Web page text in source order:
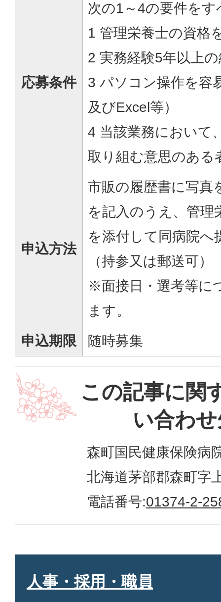
応募条件
次の1～4の要件を
1 管理栄養士の資格
2 実務経験5年以上
3 パソコン操作を容
及びExcel等）
4 当該業務において
取り組む意思のある
申込方法
市販の履歴書に写真
を記入のうえ、管理
を添付して同病院へ
（持参又は郵送可）
※面接日・選考等に
ます。
申込期限
随時募集
この記事に関
い合わ
森町国民健康保険病
北海道茅部郡森町字
電話番号:01374-2-
人事・採用・職員